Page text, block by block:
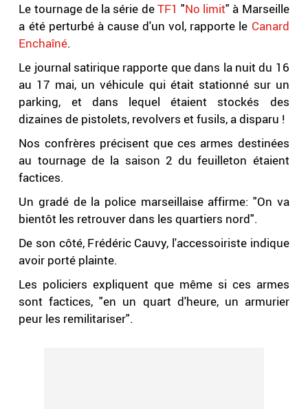
Le tournage de la série deTF1 "No limit" à Marseille
a été perturbé à cause d'un vol, rapporte le Canard
Enchaîné.
Le journal satirique rapporte que dans la nuit du 16
au 17 mai, un véhicule qui était stationné sur un
parking, et dans lequel étaient stockés des
dizaines de pistolets, revolvers et fusils, a disparu !
Nos confrères précisent que ces armes destinées
au tournage de la saison 2 du feuilleton étaient
factices.
Un gradé de la police marseillaise affirme: "On va
bientôt les retrouver dans les quartiers nord".
De son côté, Frédéric Cauvy, l'accessoiriste indique
avoir porté plainte.
Les policiers expliquent que même si ces armes
sont factices, "en un quart d'heure, un armurier
peur les remilitariser".